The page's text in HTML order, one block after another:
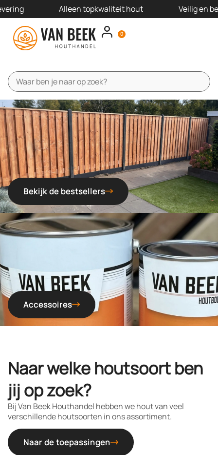
Alleen topkwaliteit hout Veilig en
0
Bekijk de bestsellers
Accessoires
Naar welke houtsoort ben
jij op zoek?
Bij Van Beek Houthandel hebben we hout van veel
verschillende houtsoorten in ons assortiment.
Naar de toepassingen